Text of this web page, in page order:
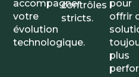
accompagner
votre
évolution
technologique.
contrôles
stricts.
pour
offrir
plus